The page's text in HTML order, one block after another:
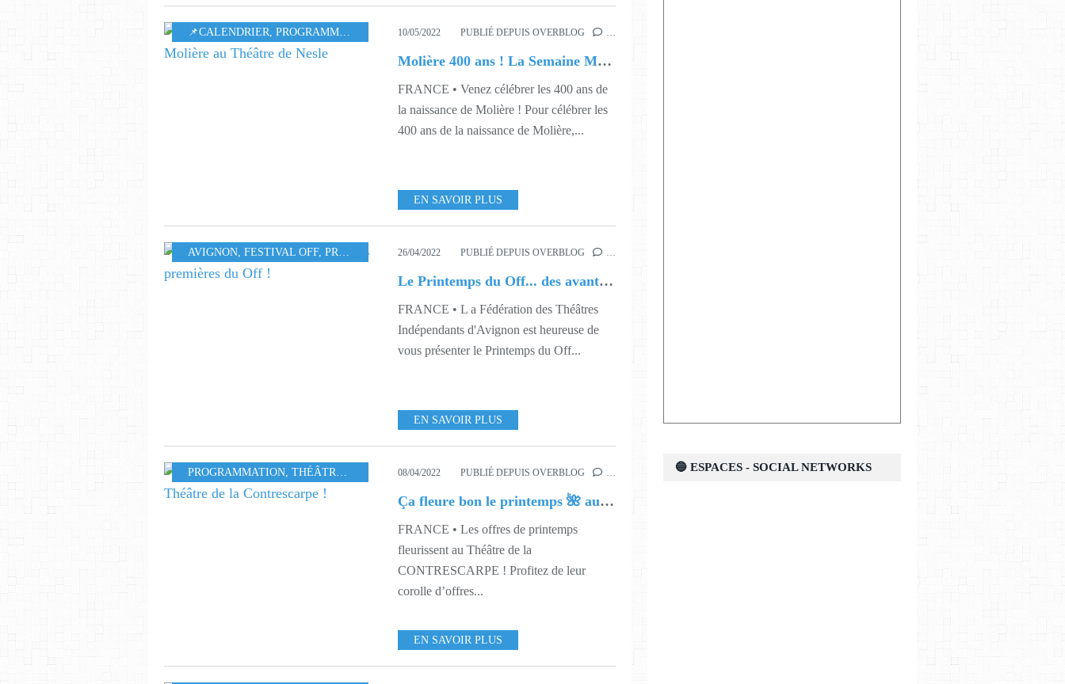
📌CALENDRIER, PROGRAMMATION THÉÂTRE,S17 ,S19
10/05/2022 PUBLIÉ DEPUIS OVERBLOG …
Molière 400 ans ! La Semaine Molière au Théâtre de Nesle
FRANCE • Venez célébrer les 400 ans de
la naissance de Molière ! Pour célébrer les
400 ans de la naissance de Molière,...
EN SAVOIR PLUS
AVIGNON, FESTIVAL OFF, PROGRAMMATION ,S17 S18,S19
26/04/2022 PUBLIÉ DEPUIS OVERBLOG …
Le Printemps du Off... des avant-premières du Off !
FRANCE • L a Fédération des Théâtres
Indépendants d'Avignon est heureuse de
vous présenter le Printemps du Off...
EN SAVOIR PLUS
PROGRAMMATION, THÉÂTRE , S16,S17
08/04/2022 PUBLIÉ DEPUIS OVERBLOG …
Ça fleure bon le printemps 🌺 au Théâtre de la Contrescarpe !
FRANCE • Les offres de printemps
fleurissent au Théâtre de la
CONTRESCARPE ! Profitez de leur
corolle d’offres...
EN SAVOIR PLUS
🔵 ESPACES - SOCIAL NETWORKS